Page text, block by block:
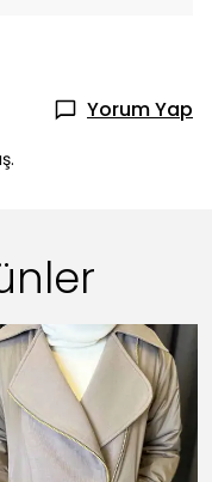
Yorum Yap